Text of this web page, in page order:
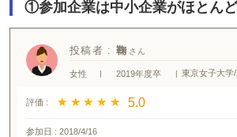
①参加企業は中小企業がほとん
投稿者 : 鞠
女性 | 2019年度卒 | 東京女子大学
評価 : ★ ★ ★ ★ ★
★ ★ ★ ★ ★ 5.0
参加日 : 2018/4/16